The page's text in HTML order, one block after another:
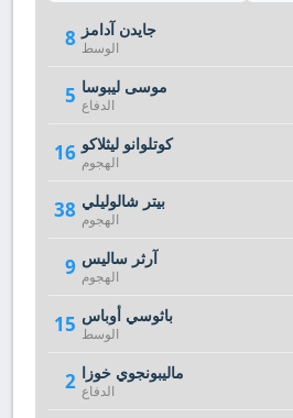
8 جايدن آدامز
الوسط
5 موسى ليبوسا
الدفاع
16 كوتلوانو ليثلاكو
الهجوم
38 بيتر شالوليلي
الهجوم
9 آرثر ساليس
الهجوم
15 باثوسي أوباس
الوسط
2 ماليبونجوي خوزا
الدفاع